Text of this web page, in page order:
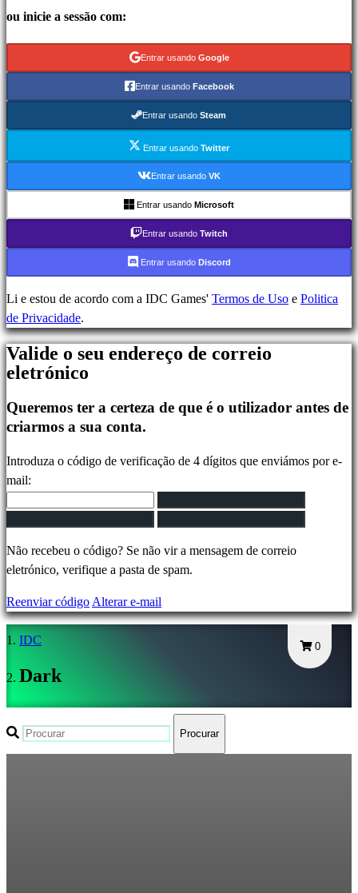
puzzle
luta
Eventos
Noticias
Media
Guias
Forum
IDC
Plays
Gifts
Suporte
Registar-
se
Esqueceu
sua
senha?
Mudar
Lingua
AR
ou inicie a sessão com:
Entrar usando Google
Entrar usando Facebook
Entrar usando Steam
Entrar usando Twitter
Entrar usando VK
Entrar usando Microsoft
Entrar usando Twitch
Entrar usando Discord
Li e estou de acordo com a IDC Games' Termos de Uso e Politica
de Privacidade.
Valide o seu endereço de correio
eletrónico
Queremos ter a certeza de que é o utilizador antes de
criarmos a sua conta.
Introduza o código de verificação de 4 dígitos que enviámos por e-
mail:
Não recebeu o código? Se não vir a mensagem de correio
eletrónico, verifique a pasta de spam.
Reenviar código Alterar e-mail
0
IDC
Dark
Procurar